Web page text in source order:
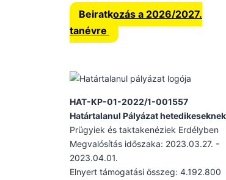
Beiratkozás a 2026/2027.
tanévre
HAT-KP-01-2022/1-001557
Határtalanul Pályázat hetedikeseknek
Prügyiek és taktakenéziek Erdélyben
Megvalósítás időszaka: 2023.03.27. -
2023.04.01.
Elnyert támogatási összeg: 4.192.800